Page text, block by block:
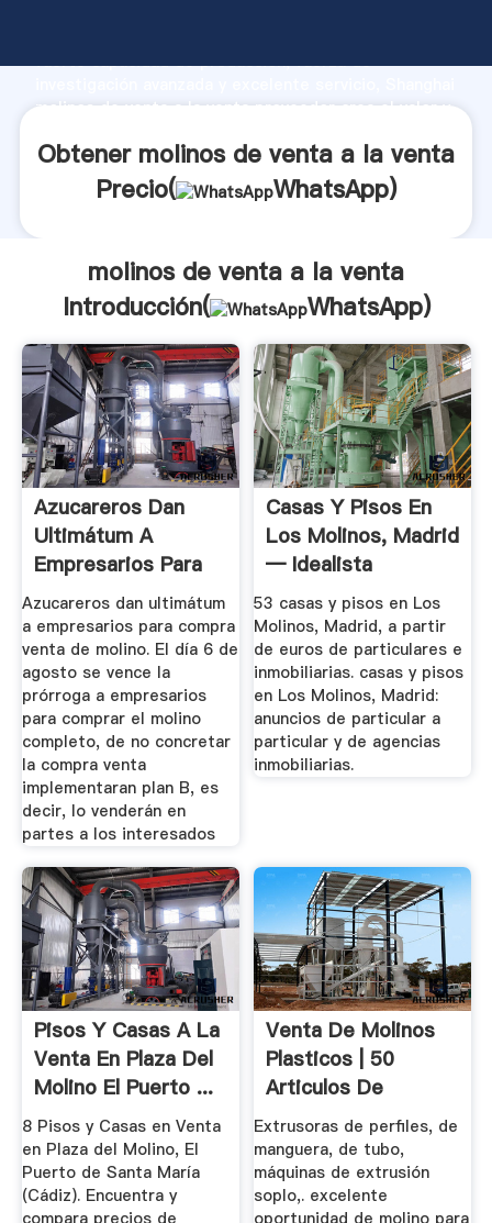
fuerte capacidad de producción, fuerza de
molinos de venta a la venta proveedor crea el valor y
Obtener molinos de venta a la venta
Precio(
WhatsApp)
molinos de venta a la venta
Introducción(
WhatsApp)
Azucareros Dan
Ultimátum A
Empresarios Para
Compra Venta ...
Azucareros dan ultimátum
a empresarios para compra
venta de molino. El día 6 de
agosto se vence la
prórroga a empresarios
para comprar el molino
completo, de no concretar
la compra venta
implementaran plan B, es
decir, lo venderán en
partes a los interesados
Casas Y Pisos En
Los Molinos, Madrid
— Idealista
53 casas y pisos en Los
Molinos, Madrid, a partir
de euros de particulares e
inmobiliarias. casas y pisos
en Los Molinos, Madrid:
anuncios de particular a
particular y de agencias
inmobiliarias.
Pisos Y Casas A La
Venta En Plaza Del
Molino El Puerto ...
8 Pisos y Casas en Venta
en Plaza del Molino, El
Puerto de Santa María
(Cádiz). Encuentra y
compara precios de
Venta De Molinos
Plasticos | 50
Articulos De
Segunda Mano
Extrusoras de perfiles, de
manguera, de tubo,
máquinas de extrusión
soplo,. excelente
oportunidad de molino para